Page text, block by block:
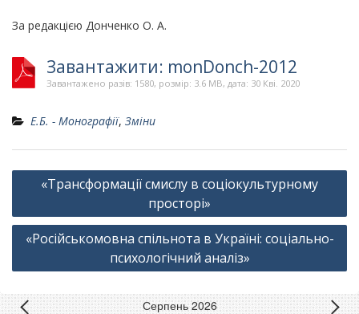
За редакцією Донченко О. А.
Завантажити: monDonch-2012
Завантажено разів: 1580, розмір: 3.6 MB, дата: 30 Кві. 2020
Е.Б. - Монографії, Зміни
Навігація
записів
«Трансформації смислу в соціокультурному
просторі»
«Російськомовна спільнота в Україні: соціально-
психологічний аналіз»
Серпень 2026